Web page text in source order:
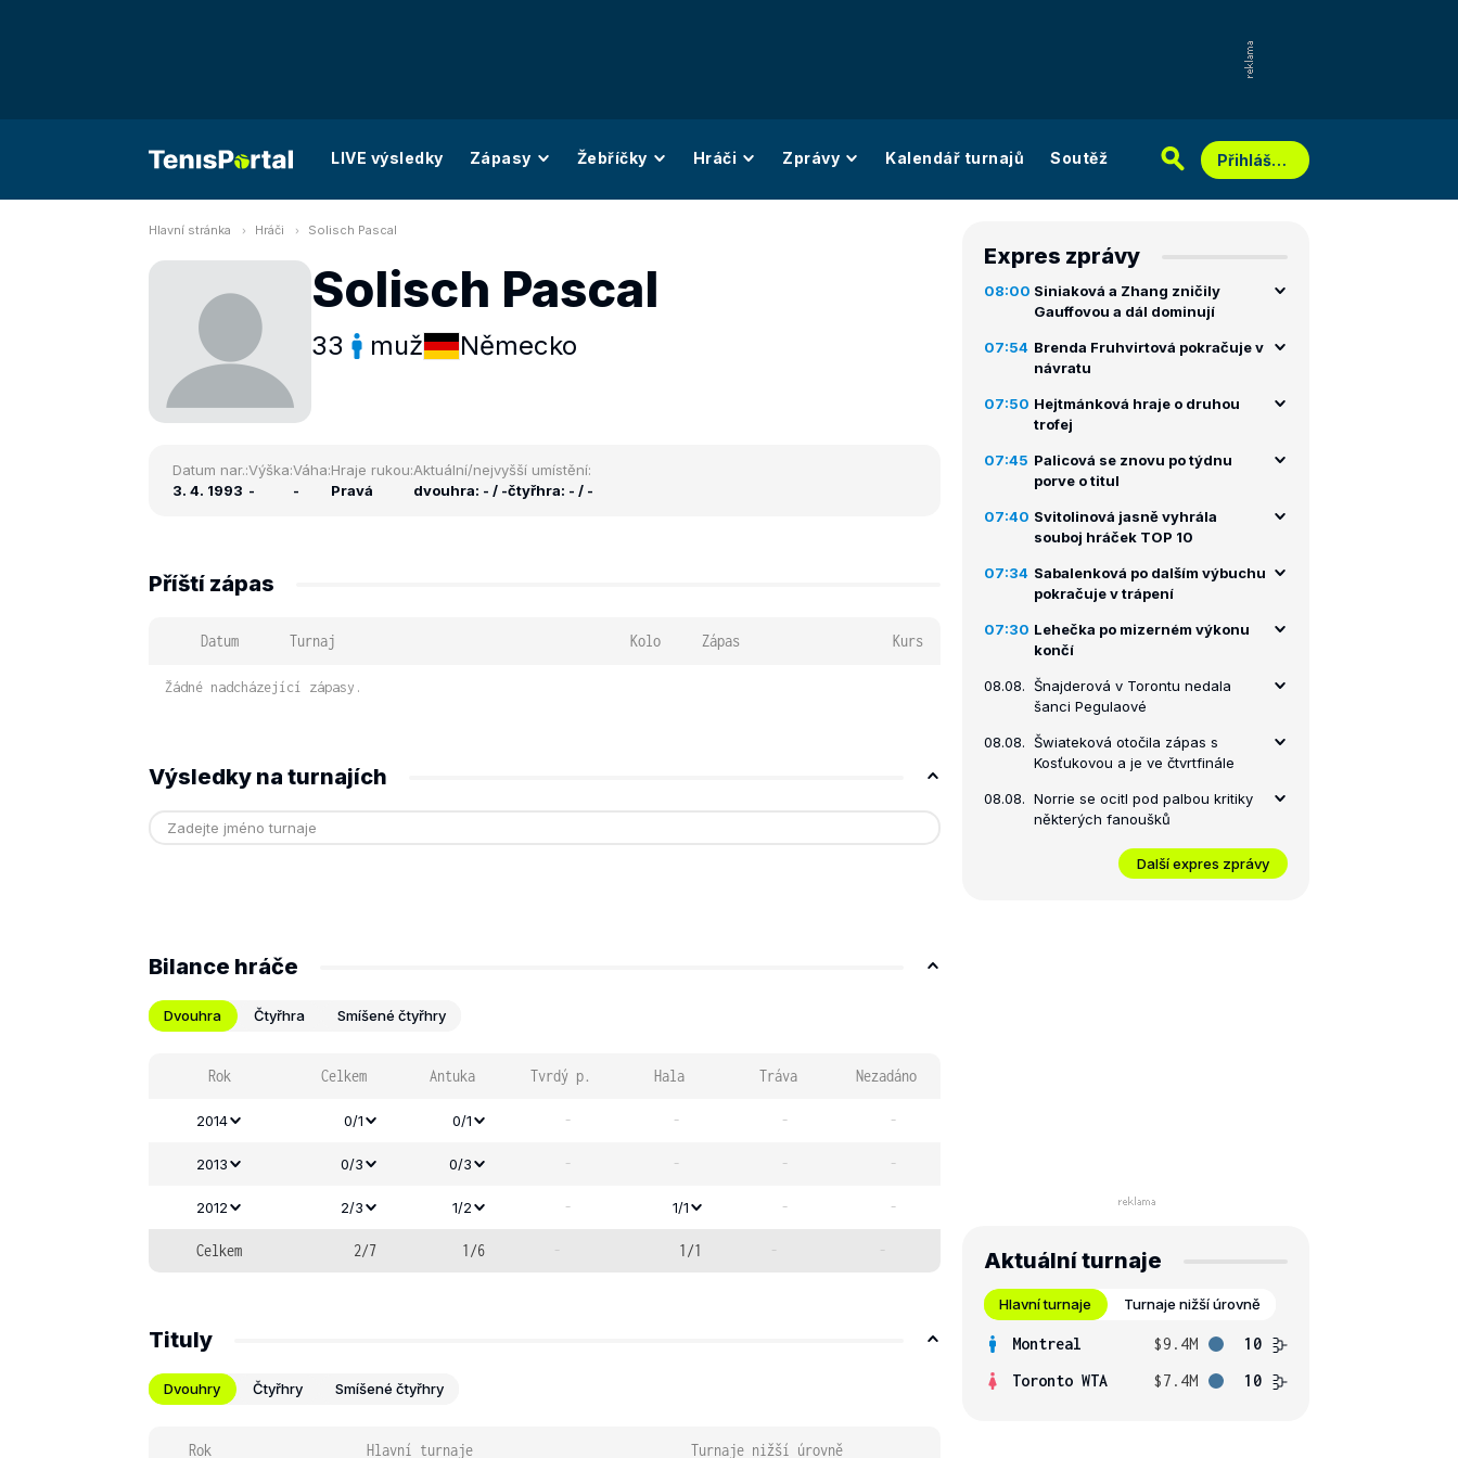
LIVE výsledky Zápasy Žebříčky Hráči Zprávy Kalendář turnajů Soutěž Přihlášení
Hlavní stránka Hráči Solisch Pascal
Solisch Pascal
33 muž Německo
Datum nar.:
3. 4. 1993
Výška:
-
Váha:
-
Hraje rukou:
Pravá
Aktuální/nejvyšší umístění:
dvouhra: - / -čtyřhra: - / -
Příští zápas
Datum Turnaj Kolo Zápas Kurs
Žádné nadcházející zápasy.
Výsledky na turnajích
Bilance hráče
Dvouhra Čtyřhra Smíšené čtyřhry
Rok Celkem Antuka Tvrdý p. Hala Tráva Nezadáno
2014 0/1 0/1 - - - -
2013 0/3 0/3 - - - -
2012 2/3 1/2 - 1/1 - -
Celkem 2/7 1/6 - 1/1 - -
Tituly
Dvouhry Čtyřhry Smíšené čtyřhry
Rok Hlavní turnaje Turnaje nižší úrovně
Expres zprávy
08:00 Siniaková a Zhang zničily
Gauffovou a dál dominují
07:54 Brenda Fruhvirtová pokračuje v
návratu
07:50 Hejtmánková hraje o druhou
trofej
07:45 Palicová se znovu po týdnu
porve o titul
07:40 Svitolinová jasně vyhrála
souboj hráček TOP 10
07:34 Sabalenková po dalším výbuchu
pokračuje v trápení
07:30 Lehečka po mizerném výkonu
končí
08.08. Šnajderová v Torontu nedala
šanci Pegulaové
08.08. Šwiateková otočila zápas s
Kosťukovou a je ve čtvrtfinále
08.08. Norrie se ocitl pod palbou kritiky
některých fanoušků
Další expres zprávy
Aktuální turnaje
Hlavní turnaje Turnaje nižší úrovně
Montreal $9.4M
10
Toronto WTA
$7.4M 10